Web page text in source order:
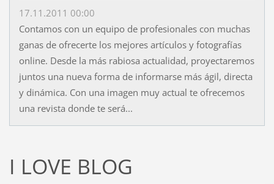
17.11.2011 00:00
Contamos con un equipo de profesionales con muchas
ganas de ofrecerte los mejores artículos y fotografías
online. Desde la más rabiosa actualidad, proyectaremos
juntos una nueva forma de informarse más ágil, directa
y dinámica. Con una imagen muy actual te ofrecemos
una revista donde te será...
I LOVE BLOG